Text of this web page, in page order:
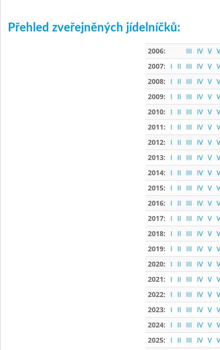
Přehled zveřejněných jídelníčků:
2006: III IV V
2007:
I II III IV V
2008:
I II III IV V
2009:
I II III IV V
2010:
I II III IV V
2011:
I II III IV V
2012:
I II III IV V
2013:
I II III IV V
2014:
I II III IV V
2015:
I II III IV V
2016:
I II III IV V
2017:
I II III IV V
2018:
I II III IV V
2019:
I II III IV V
2020:
I II III IV V
2021:
I II III IV V
2022:
I II III IV V
2023:
I II III IV V
2024:
I II III IV V
2025:
I II III IV V